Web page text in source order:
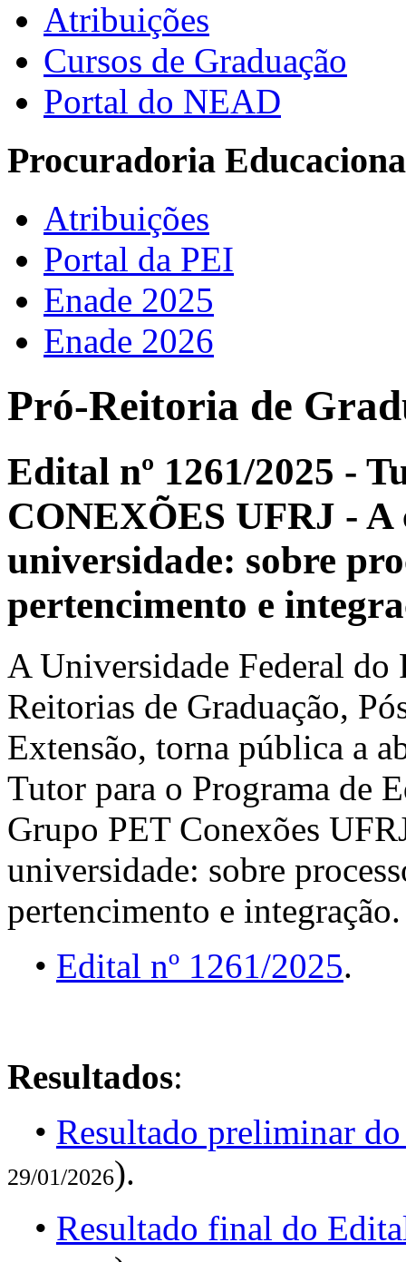
Atribuições
Cursos de Graduação
Portal do NEAD
Procuradoria
Atribuições
Portal da PEI
Enade 2025
Enade 2026
Pró-Reitoria de
Edital nº 1261/2025 -
CONEXÕES UFRJ - A
universidade: sobre
pertencimento e
A Universidade Federal do
Reitorias de Graduação,
Extensão, torna pública a
Tutor para o Programa de
Grupo PET Conexões
universidade: sobre
pertencimento e integração.
• Edital nº 1261/2025.
Resultados:
• Resultado preliminar
29/01/2026).
• Resultado final do